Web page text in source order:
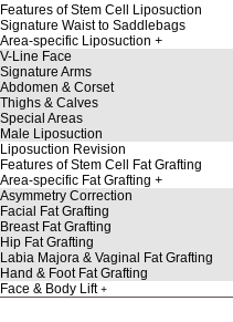
Features of Stem Cell Liposuction
Signature Waist to Saddlebags
Area-specific Liposuction
V-Line Face
Signature Arms
Abdomen & Corset
Thighs & Calves
Special Areas
Male Liposuction
Liposuction Revision
Features of Stem Cell Fat Grafting
Area-specific Fat Grafting
Asymmetry Correction
Facial Fat Grafting
Breast Fat Grafting
Hip Fat Grafting
Labia Majora & Vaginal Fat Grafting
Hand & Foot Fat Grafting
Face & Body Lift